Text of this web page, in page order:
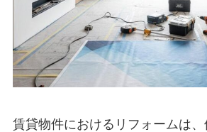
賃貸物件におけるリフォームは